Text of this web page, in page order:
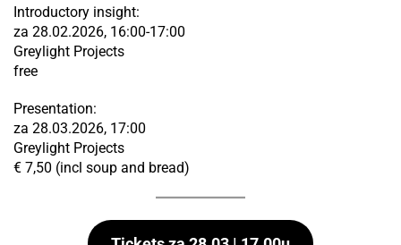
Introductory insight:
za 28.02.2026, 16:00-17:00
Greylight Projects
free
Presentation:
za 28.03.2026, 17:00
Greylight Projects
€ 7,50 (incl soup and bread)